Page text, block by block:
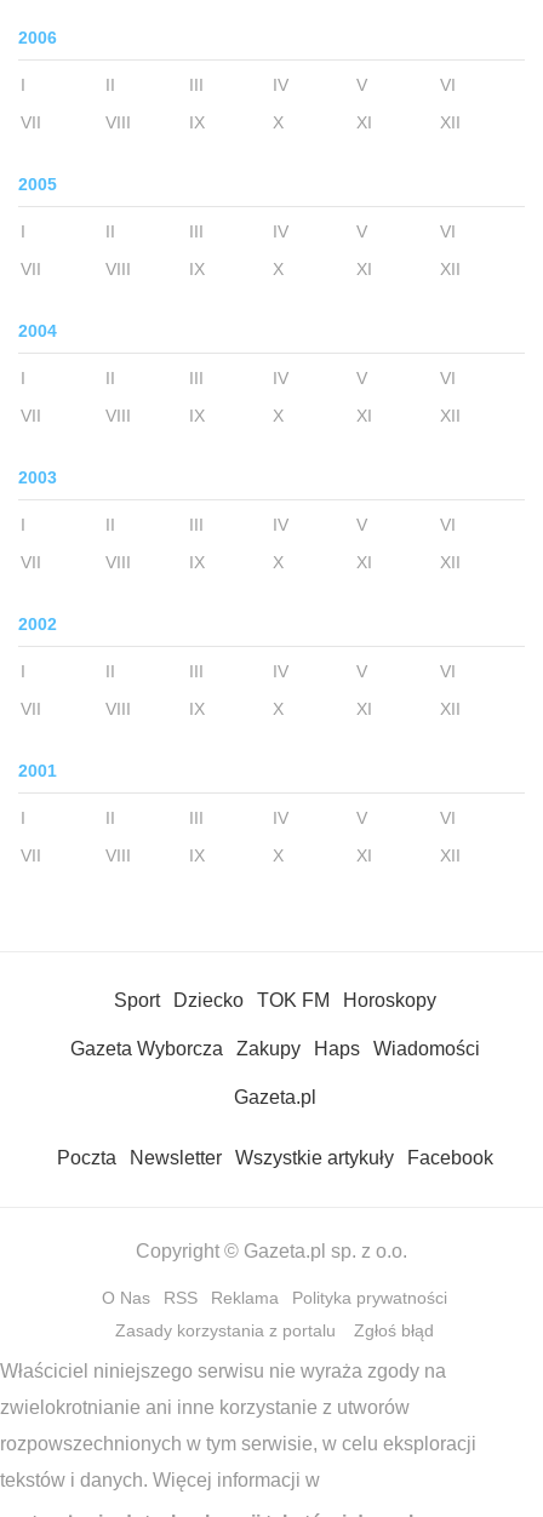
2006
I II III IV V
VI
VII
VIII IX X XI XII
2005
I II III IV V
VI
VII
VIII IX X XI XII
2004
I II III IV V
VI
VII
VIII IX X XI XII
2003
I II III IV V
VI
VII
VIII IX X XI XII
2002
I II III IV V
VI
VII
VIII IX X XI XII
2001
I II III IV V
VI
VII
VIII IX X XI XII
Sport Dziecko TOK FM Horoskopy
Gazeta Wyborcza Zakupy Haps Wiadomości
Gazeta.pl
Poczta Newsletter Wszystkie artykuły Facebook
Copyright © Gazeta.pl sp. z o.o.
O Nas RSS Reklama
Polityka prywatności
Zasady korzystania z portalu
Zgłoś błąd
Właściciel niniejszego serwisu nie wyraża zgody na
zwielokrotnianie ani inne korzystanie z utworów
rozpowszechnionych w tym serwisie, w celu eksploracji
tekstów i danych. Więcej informacji w